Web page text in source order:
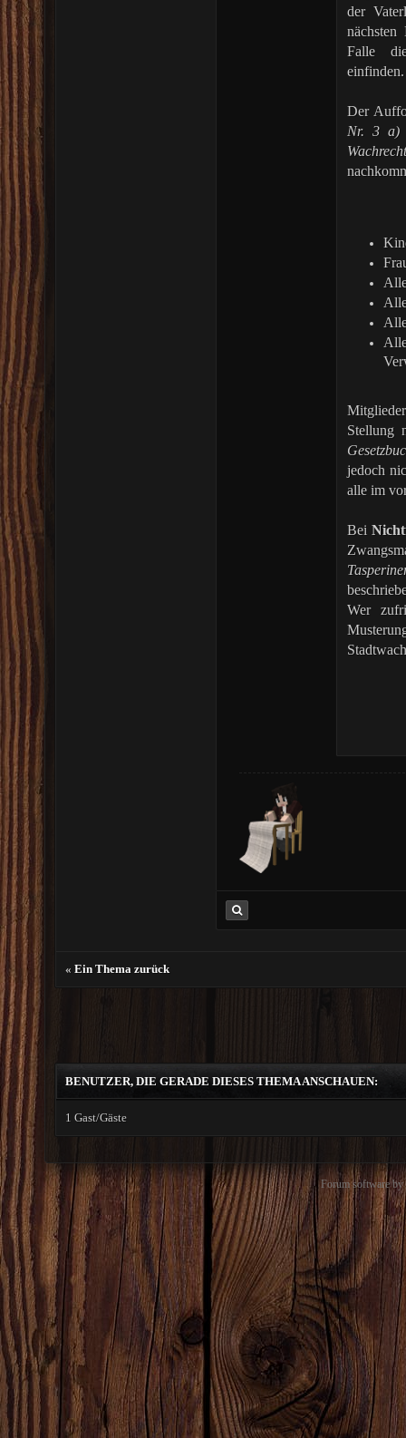
der
nächsten
Falle
einfinden.
Der
Nr. 3
Wachrecht
Stellung
jedoch
alle im
Bei
Wer
« Ein Thema zurück
BENUTZER, DIE GERADE DIESES THEMA ANSCHAUEN:
1 Gast/Gäste
Forum software